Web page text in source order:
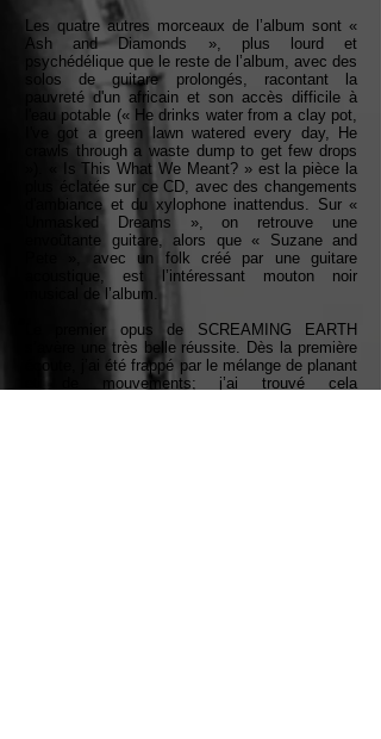
Les quatre autres morceaux de l’album sont «
Ash and Diamonds », plus lourd et
psychédélique que le reste de l’album, avec des
solos de guitare prolongés, racontant la
pauvreté d'un africain et son accès difficile à
l'eau potable (« He drinks water from a clay pot,
I've got a green lawn watered every day, He
crawls through a waste dump to get few drops
»). « Is This What We Meant? » est la pièce la
plus éclatée sur ce CD, avec des changements
d'ambiance et du xylophone inattendus. Sur «
Unmasked Dreams », on retrouve une
envoûtante guitare, alors que « Suzane and
Pete », avec un folk créé par une guitare
acoustique, est l’intéressant mouton noir
musical de l’album.
Le premier opus de SCREAMING EARTH
s’avère une très belle réussite. Dès la première
écoute, j’ai été frappé par le mélange de planant
et de mouvements; j’ai trouvé cela